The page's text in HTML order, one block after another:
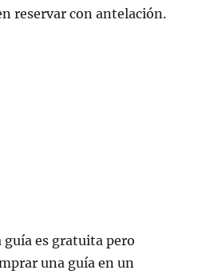
reservar con antelación.
guía es gratuita pero
una guía en un